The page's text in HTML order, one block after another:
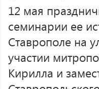
12 мая
семинарии ее
Ставрополе на
участии
Кирилла и